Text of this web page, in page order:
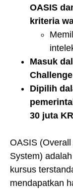
OASIS
kriteria
Masuk
Challenge
Dipilih
30 juta
OASIS
System)
kursus
mendapatkan